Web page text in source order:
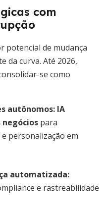
com
potencial de mudança
da curva. Até 2026,
se como
autônomos: IA
para
personalização em
automatizada:
e rastreabilidade